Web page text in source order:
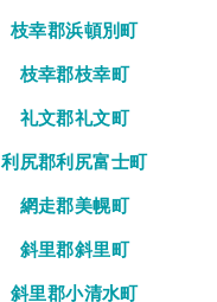
枝幸郡浜頓別町
枝幸郡枝幸町
礼文郡礼文町
利尻郡利尻富士町
網走郡美幌町
斜里郡斜里町
斜里郡小清水町